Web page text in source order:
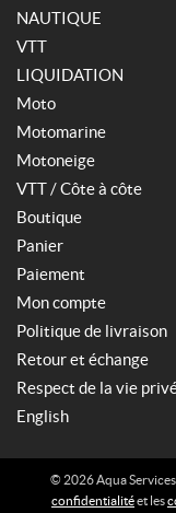
NAUTIQUE
VTT
LIQUIDATION
Moto
Motomarine
Motoneige
VTT / Côte à côte
Boutique
Panier
Paiement
Mon compte
Politique de livraison
Retour et échange
Respect de la vie
English
© 2026 Aqua
confidentialitéet les